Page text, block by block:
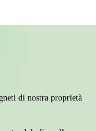
di nostra proprietà